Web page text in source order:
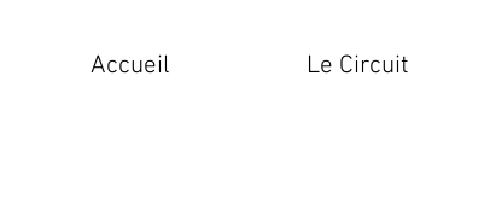
Accueil Le Circuit